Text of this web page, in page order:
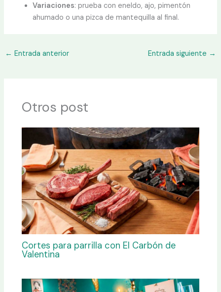
Variaciones: prueba con eneldo, ajo, pimentón
ahumado o una pizca de mantequilla al final.
← Entrada anterior Entrada siguiente →
Otros post
Cortes para parrilla con El Carbón de
Valentina